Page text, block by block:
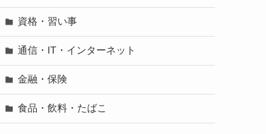
資格・習い事
通信・IT・インターネット
金融・保険
食品・飲料・たばこ